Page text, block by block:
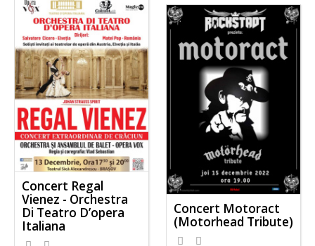
Concert Regal
Vienez - Orchestra
Di Teatro D’opera
Italiana
Concert Motoract
(Motorhead Tribute)